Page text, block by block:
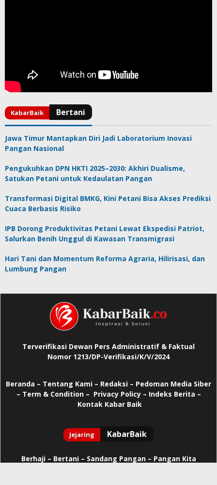
Jawa Timur Mantapkan Diri Jadi Laboratorium Inovasi
Pangan Nasional
Pengukuhkan DPN HKTI 2025–2030: Akhiri Dualisme,
Satukan Petani untuk Kedaulatan Pangan
Transformasi Digital BMKG, Kini Petani Bisa Akses Prediksi
Cuaca Berbasis Risiko
IPB Dorong Produktivitas Petani Lewat Ekspedisi Patriot,
Salurkan Benih Unggul di Kawasan Transmigrasi
Hari Tani dan Momentum Reforma Agraria, Hilirisasi, dan
Lumbung Pangan
Terverifikasi Dewan Pers Administratif & Faktual
Nomor 1213/DP-Verifikasi/K/V/2024
Beranda – Tentang Kami – Redaksi – Pedoman Media Siber
– Term & Condition – Privacy Policy– Indeks Berita –
Kontak Kabar Baik
Berhaji– Bertani – Sandang Pangan – Pangan Kita